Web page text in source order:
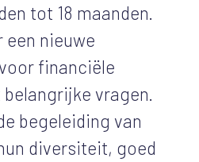
tot 18 maanden.
een nieuwe
financiële
vragen.
begeleiding van
diversiteit, goed